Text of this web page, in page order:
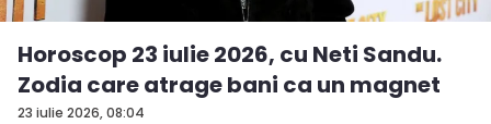
23 iulie 2026, 08:04
Horoscop 23 iulie 2026, cu Neti Sandu.
Zodia care atrage bani ca un magnet